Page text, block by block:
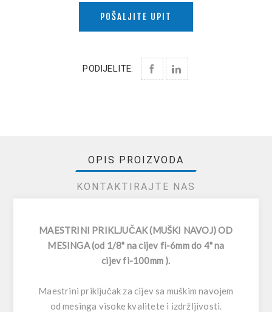
POŠALJITE UPIT
PODIJELITE:
OPIS PROIZVODA
KONTAKTIRAJTE NAS
MAESTRINI PRIKLJUČAK (MUŠKI NAVOJ) OD
MESINGA (od 1/8" na cijev fi-6mm do 4" na
cijev fi-100mm ).
Maestrini priključak za cijev sa muškim navojem
od mesinga visoke kvalitete i izdržljivosti.